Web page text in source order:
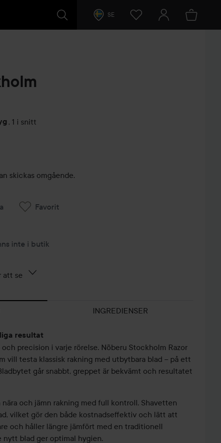
SE
, 1 i snitt
skickas omgående.
Favorit
inte i butik
att se
INGREDIENSER
resultat
precision i varje rörelse. Nõberu Stockholm Razor
vill testa klassisk rakning med utbytbara blad – på ett
går snabbt, greppet är bekvämt och resultatet
och jämn rakning med full kontroll. Shavetten
vilket gör den både kostnadseffektiv och lätt att
och håller längre jämfört med en traditionell
nytt blad ger optimal hygien.